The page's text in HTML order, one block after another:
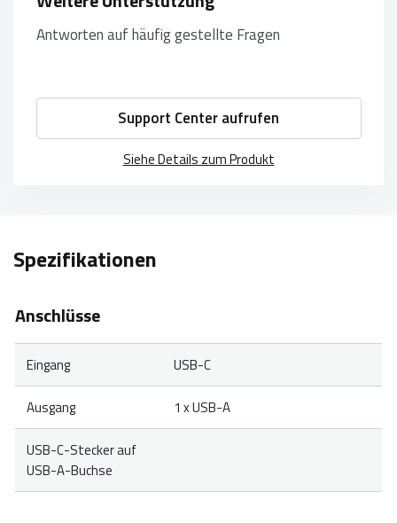
Antworten auf häufig gestellte Fragen
Support Center aufrufen
Siehe Details zum Produkt
Spezifikationen
Anschlüsse
Eingang USB-C
Ausgang 1 x USB-A
USB-C-Stecker auf
USB-A-Buchse